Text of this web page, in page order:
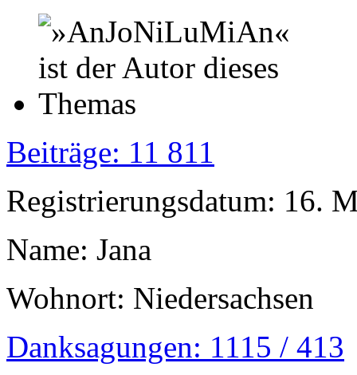
Beiträge: 11 811
Registrierungsdatum: 16.
Name: Jana
Wohnort: Niedersachsen
Danksagungen: 1115 / 413